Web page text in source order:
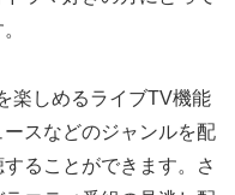
楽しめるライブTV機能
スなどのジャンルを配
ることができます。さ